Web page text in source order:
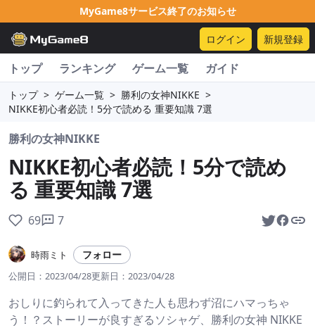
MyGame8サービス終了のお知らせ
ログイン 新規登録
トップ ランキング ゲーム一覧 ガイド
トップ > ゲーム一覧 > 勝利の女神NIKKE >
NIKKE初心者必読！5分で読める 重要知識 7選
勝利の女神NIKKE
NIKKE初心者必読！5分で読め
る 重要知識 7選
69 7
時雨ミト フォロー
公開日： 2023/04/28更新日： 2023/04/28
おしりに釣られて入ってきた人も思わず沼にハマっちゃ
う！？ストーリーが良すぎるソシャゲ、勝利の女神 NIKKE